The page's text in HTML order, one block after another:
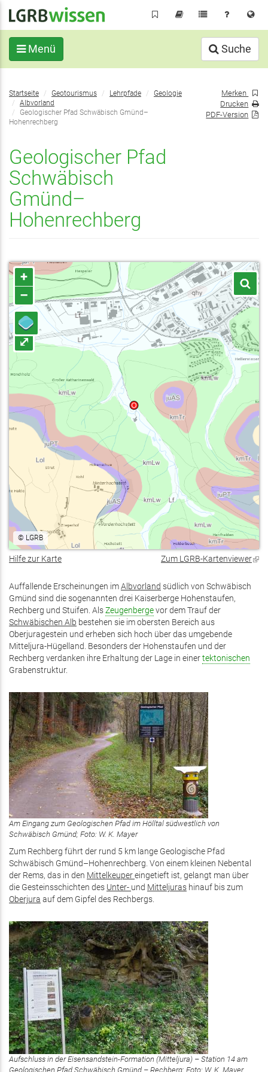
Inhalt
Menü Suche
Sie
befinden
sich
hier:
Startseite Geotourismus Lehrpfade
Geologie
Albvorland
Geologischer Pfad Schwäbisch Gmünd–
Hohenrechberg
Geologischer Pfad
Schwäbisch
Gmünd–
Hohenrechberg
Merken
Drucken
PDF-Version
+
–
⤢
© LGRB
Hilfe zur Karte Zum LGRB-Kartenviewer
Auffallende Erscheinungen imAlbvorland südlich von Schwäbisch
Gmünd sind die sogenannten drei Kaiserberge Hohenstaufen,
Rechberg und Stuifen. AlsZeugenbergevor dem Trauf der
Schwäbischen Alb bestehen sie im obersten Bereich aus
Oberjuragestein und erheben sich hoch über das umgebende
Mitteljura-Hügelland. Besonders der Hohenstaufen und der
Rechberg verdanken ihre Erhaltung der Lage in einertektonischen
Grabenstruktur.
Am Eingang zum Geologischen Pfad im Hölltal südwestlich von
Schwäbisch Gmünd; Foto: W. K. Mayer
Zum Rechberg führt der rund 5 km lange Geologische Pfad
Schwäbisch Gmünd–Hohenrechberg. Von einem kleinen Nebental
der Rems, das in den Mittelkeupereingetieft ist, gelangt man über
die Gesteinsschichten des Unter- und Mitteljuras hinauf bis zum
Oberjura auf dem Gipfel des Rechbergs.
Aufschluss in der Eisensandstein-Formation (Mitteljura) – Station 14 am
Geologischen Pfad Schwäbisch Gmünd – Rechberg; Foto: W. K. Mayer